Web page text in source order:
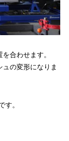
合わせます。
の変形になりま
す。